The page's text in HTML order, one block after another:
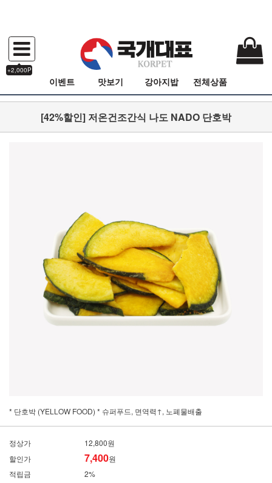
+2,000P
이벤트 맛보기 강아지밥 전체상품
[42%할인] 저온건조간식 나도 NADO 단호박
* 단호박 (YELLOW FOOD) * 슈퍼푸드, 면역력↑, 노폐물배출
정상가
12,800원
할인가
7,400원
적립금
2%